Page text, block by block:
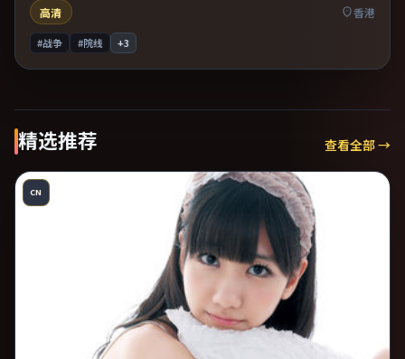
高清
香港
#战争 #院线 +3
精选推荐 查看全部 →
CN